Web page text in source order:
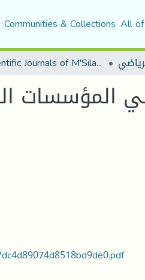
Communities & Collections All
Scientific Journals of M'Sila University
المؤسسات